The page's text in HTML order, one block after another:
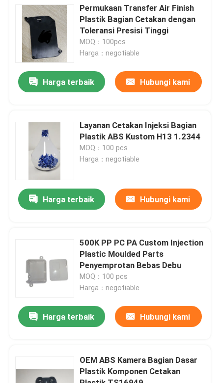
Produk
Video
Tentang kita
Kontrol kualitas
Quote request suatu
bagian cetakan injeksi
Cetakan Injeksi Presisi
Permukaan Transfer Air Finish
Plastik Bagian Cetakan dengan
Toleransi Presisi Tinggi
MOQ：100pcs
Harga：negotiable
Harga terbaik Hubungi kami
Layanan Cetakan Injeksi Bagian
Plastik ABS Kustom H13 1.2344
MOQ：100 pcs
Harga：negotiable
Harga terbaik Hubungi kami
500K PP PC PA Custom Injection
Plastic Moulded Parts
Penyemprotan Bebas Debu
MOQ：100 pcs
Harga：negotiable
Harga terbaik Hubungi kami
OEM ABS Kamera Bagian Dasar
Plastik Komponen Cetakan